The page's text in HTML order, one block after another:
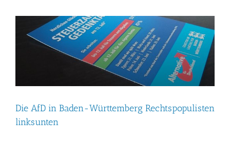
Die AfD in Baden-Württemberg Rechtspopulisten
linksunten